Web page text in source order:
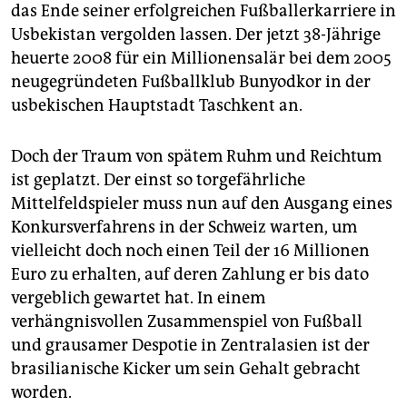
genossenschaft
epaper login
das Ende seiner erfolgreichen Fußballerkarriere in
Usbekistan vergolden lassen. Der jetzt 38-Jährige
heuerte 2008 für ein Millionensalär bei dem 2005
neugegründeten Fußballklub Bunyodkor in der
usbekischen Hauptstadt Taschkent an.
Doch der Traum von spätem Ruhm und Reichtum
ist geplatzt. Der einst so torgefährliche
Mittelfeldspieler muss nun auf den Ausgang eines
Konkursverfahrens in der Schweiz warten, um
vielleicht doch noch einen Teil der 16 Millionen
Euro zu erhalten, auf deren Zahlung er bis dato
vergeblich gewartet hat. In einem
verhängnisvollen Zusammenspiel von Fußball
und grausamer Despotie in Zentralasien ist der
brasilianische Kicker um sein Gehalt gebracht
worden.